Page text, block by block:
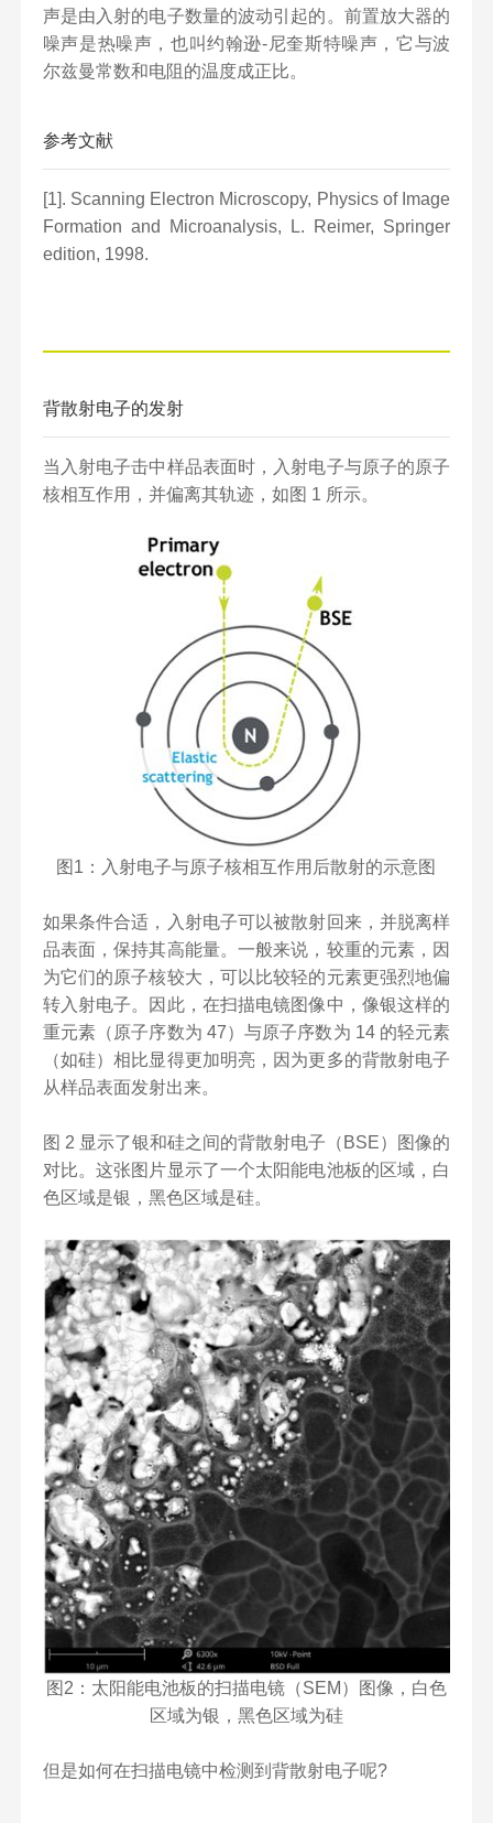
声是由入射的电子数量的波动引起的。前置放大器的
噪声是热噪声，也叫约翰逊-尼奎斯特噪声，它与波
尔兹曼常数和电阻的温度成正比。
参考文献
[1]. Scanning Electron Microscopy, Physics of Image
Formation and Microanalysis, L. Reimer, Springer
edition, 1998.
背散射电子的发射
当入射电子击中样品表面时，入射电子与原子的原子
核相互作用，并偏离其轨迹，如图 1 所示。
图1：入射电子与原子核相互作用后散射的示意图
如果条件合适，入射电子可以被散射回来，并脱离样
品表面，保持其高能量。一般来说，较重的元素，因
为它们的原子核较大，可以比较轻的元素更强烈地偏
转入射电子。因此，在扫描电镜图像中，像银这样的
重元素（原子序数为 47）与原子序数为 14 的轻元素
（如硅）相比显得更加明亮，因为更多的背散射电子
从样品表面发射出来。
图 2 显示了银和硅之间的背散射电子（BSE）图像的
对比。这张图片显示了一个太阳能电池板的区域，白
色区域是银，黑色区域是硅。
图2：太阳能电池板的扫描电镜（SEM）图像，白色
区域为银，黑色区域为硅
但是如何在扫描电镜中检测到背散射电子呢?